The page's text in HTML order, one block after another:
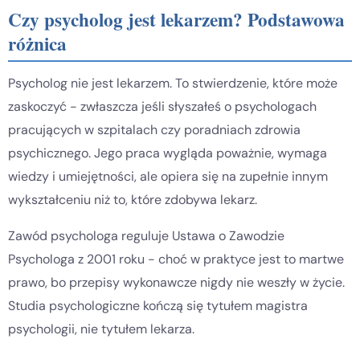
Czy psycholog jest lekarzem? Podstawowa
różnica
Psycholog nie jest lekarzem. To stwierdzenie, które może
zaskoczyć - zwłaszcza jeśli słyszałeś o psychologach
pracujących w szpitalach czy poradniach zdrowia
psychicznego. Jego praca wygląda poważnie, wymaga
wiedzy i umiejętności, ale opiera się na zupełnie innym
wykształceniu niż to, które zdobywa lekarz.
Zawód psychologa reguluje Ustawa o Zawodzie
Psychologa z 2001 roku - choć w praktyce jest to martwe
prawo, bo przepisy wykonawcze nigdy nie weszły w życie.
Studia psychologiczne kończą się tytułem magistra
psychologii, nie tytułem lekarza.